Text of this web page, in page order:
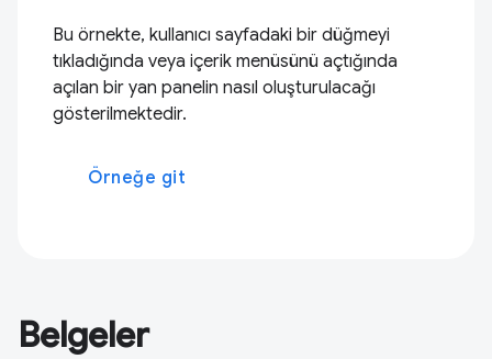
Bu örnekte, kullanıcı sayfadaki bir düğmeyi
tıkladığında veya içerik menüsünü açtığında
açılan bir yan panelin nasıl oluşturulacağı
gösterilmektedir.
Örneğe git
Belgeler